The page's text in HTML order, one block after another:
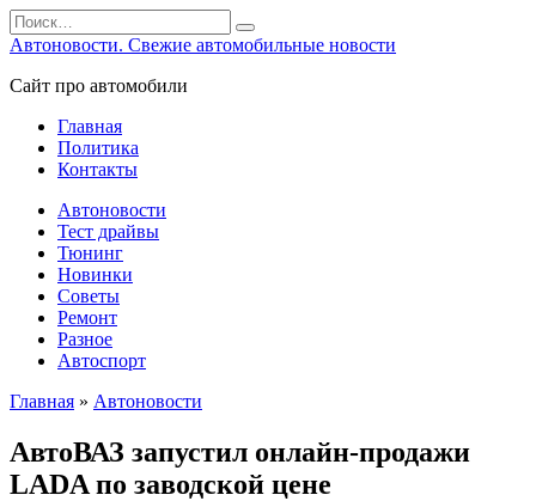
Перейти
к
Search
for:
Автоновости. Свежие автомобильные новости
Сайт про автомобили
Главная
Политика
Контакты
Автоновости
Тест драйвы
Тюнинг
Новинки
Советы
Ремонт
Разное
Автоспорт
Главная » Автоновости
АвтоВАЗ запустил онлайн-продажи
LADA по заводской цене